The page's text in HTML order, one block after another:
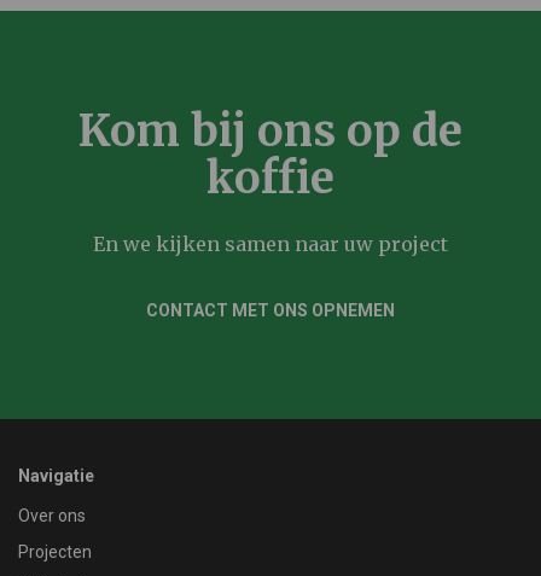
Kom bij ons op de
koffie
En we kijken samen naar uw project
CONTACT MET ONS OPNEMEN
Navigatie
Over ons
Projecten